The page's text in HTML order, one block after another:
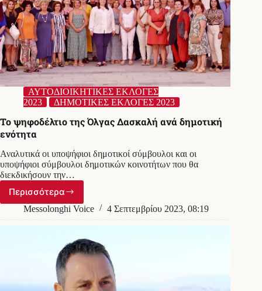
ΑΥΤΟΔΙΟΙΚΗΤΙΚΕΣ ΕΚΛΟΓΕΣ
2023
ΔΗΜΟΤΙΚΕΣ ΕΚΛΟΓΕΣ 2023
Το ψηφοδέλτιο της Όλγας Δασκαλή ανά δημοτική
ενότητα
Αναλυτικά οι υποψήφιοι δημοτικοί σύμβουλοι και οι
υποψήφιοι σύμβουλοι δημοτικών κοινοτήτων που θα
διεκδικήσουν την…
Περισσότερα
Το
ψηφοδέλτιο
Δασκαλή
δημοτική
ενότητα
Messolonghi Voice 4 Σεπτεμβρίου 2023, 08:19